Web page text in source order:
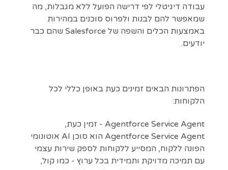
עבודה דיגיטלי לפי דרישה הפועל ללא מגבלות, מה
שמאפשר להם לבנות ולפרוס סוכנים במהירות
באמצעות הכלים והשפה של Salesforce שהם כבר
יודעים.
הפתרונות הבאים זמינים כעת באופן כללי לכל
הלקוחות:
Agentforce Service Agent - זמין כעת,
Agentforce Service Agent הוא סוכן AI אוטונומי
הפונה ללקוח, המסייע ללקוחות לספק שירות עצמי
עם תמיכה מדויקת ותמידית בכל ערוץ - כמו קול,